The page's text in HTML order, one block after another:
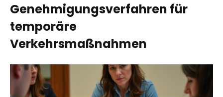
Genehmigungsverfahren für
temporäre
Verkehrsmaßnahmen